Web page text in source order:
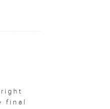
final